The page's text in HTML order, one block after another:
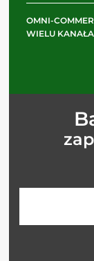
OMNI-
WIELU